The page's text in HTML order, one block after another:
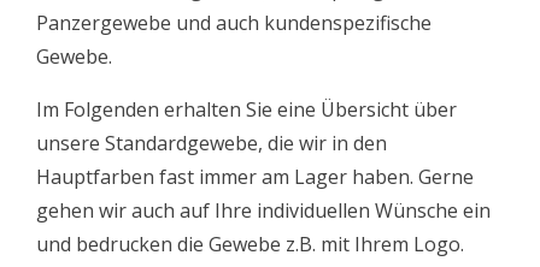
Panzergewebe und auch kundenspezifische
Gewebe.
Im Folgenden erhalten Sie eine Übersicht über
unsere Standardgewebe, die wir in den
Hauptfarben fast immer am Lager haben. Gerne
gehen wir auch auf Ihre individuellen Wünsche ein
und bedrucken die Gewebe z.B. mit Ihrem Logo.